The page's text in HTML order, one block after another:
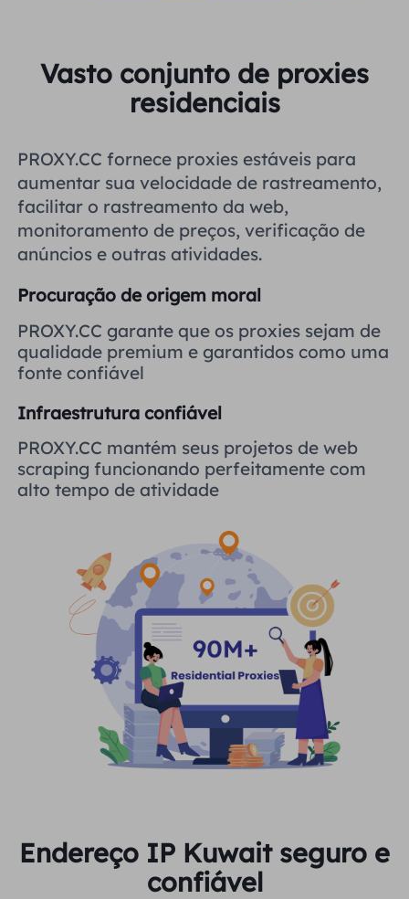
LOCAIS
Estados Unidos
Reino Unido
Brasil
Rússia
Mais integrações
Deutsch
Indonesia
Русский
हिंदी
Vasto conjunto de proxies
residenciais
PROXY.CC fornece proxies estáveis ​​para
aumentar sua velocidade de rastreamento,
facilitar o rastreamento da web,
monitoramento de preços, verificação de
anúncios e outras atividades.
Procuração de origem moral
PROXY.CC garante que os proxies sejam de
qualidade premium e garantidos como uma
fonte confiável
Infraestrutura confiável
PROXY.CC mantém seus projetos de web
scraping funcionando perfeitamente com
alto tempo de atividade
Endereço IP Kuwait seguro e
confiável